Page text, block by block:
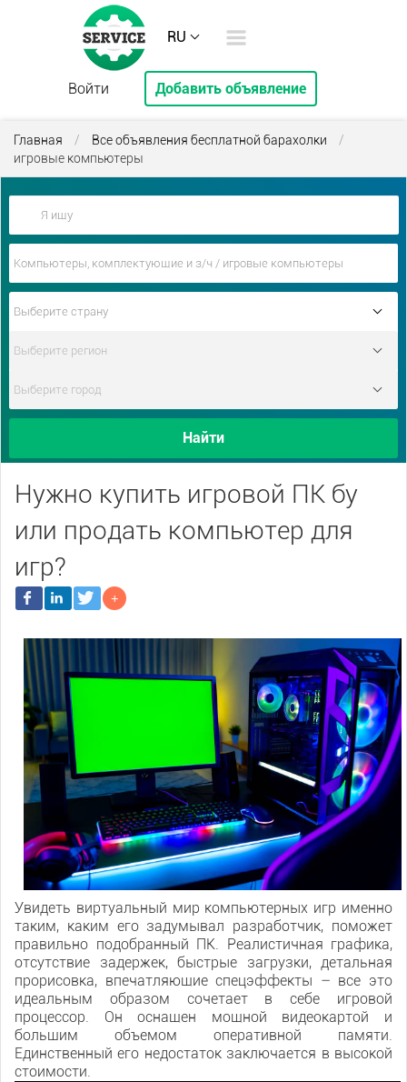
RU
Войти Добавить объявление
Главная / Все объявления бесплатной барахолки
/
игровые компьютеры
Найти
Нужно купить игровой ПК бу
или продать компьютер для
игр?
Увидеть виртуальный мир компьютерных игр именно
таким, каким его задумывал разработчик, поможет
правильно подобранный ПК. Реалистичная графика,
отсутствие задержек, быстрые загрузки, детальная
прорисовка, впечатляющие спецэффекты – все это
идеальным образом сочетает в себе игровой
процессор. Он оснащен мощной видеокартой и
большим объемом оперативной памяти.
Единственный его недостаток заключается в высокой
стоимости.